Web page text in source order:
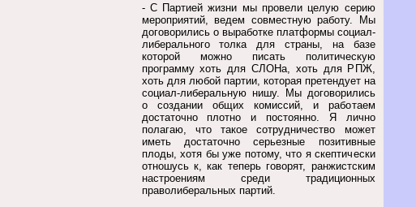
- С Партией жизни мы провели целую серию
мероприятий, ведем совместную работу. Мы
договорились о выработке платформы социал-
либерального толка для страны, на базе
которой можно писать политическую
программу хоть для СЛОНа, хоть для РПЖ,
хоть для любой партии, которая претендует на
социал-либеральную нишу. Мы договорились
о создании общих комиссий, и работаем
достаточно плотно и постоянно. Я лично
полагаю, что такое сотрудничество может
иметь достаточно серьезные позитивные
плоды, хотя бы уже потому, что я скептически
отношусь к, как теперь говорят, ранжистским
настроениям среди традиционных
праволиберальных партий.